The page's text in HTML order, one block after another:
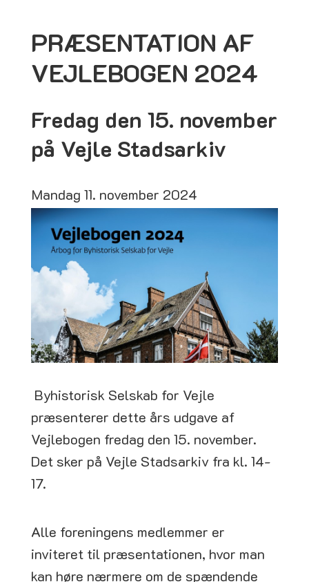
PRÆSENTATION AF
VEJLEBOGEN 2024
Fredag den 15. november
på Vejle Stadsarkiv
Mandag 11. november 2024
Byhistorisk Selskab for Vejle
præsenterer dette års udgave af
Vejlebogen fredag den 15. november.
Det sker på Vejle Stadsarkiv fra kl. 14-
17.
Alle foreningens medlemmer er
inviteret til præsentationen, hvor man
kan høre nærmere om de spændende